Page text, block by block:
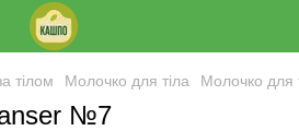
тілом Молочко для тіла Молочко для
№7